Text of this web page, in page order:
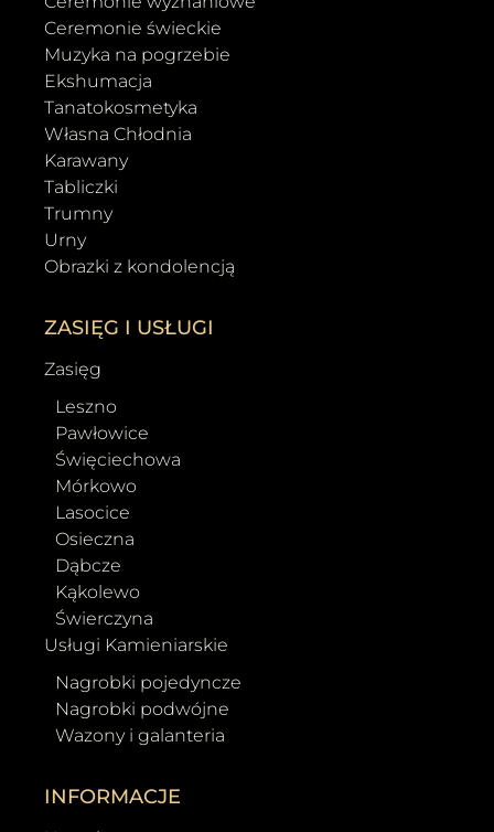
Ceremonie świeckie
Muzyka na pogrzebie
Ekshumacja
Tanatokosmetyka
Własna Chłodnia
Karawany
Tabliczki
Trumny
Urny
Obrazki z kondolencją
ZASIĘG I USŁUGI
Zasięg
Leszno
Pawłowice
Święciechowa
Mórkowo
Lasocice
Osieczna
Dąbcze
Kąkolewo
Świerczyna
Usługi Kamieniarskie
Nagrobki pojedyncze
Nagrobki podwójne
Wazony i galanteria
INFORMACJE